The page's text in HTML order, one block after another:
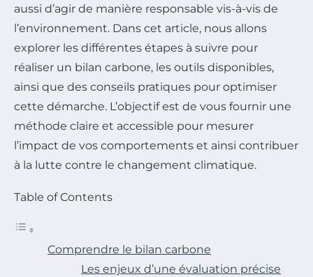
aussi d’agir de manière responsable vis-à-vis de
l’environnement. Dans cet article, nous allons
explorer les différentes étapes à suivre pour
réaliser un bilan carbone, les outils disponibles,
ainsi que des conseils pratiques pour optimiser
cette démarche. L’objectif est de vous fournir une
méthode claire et accessible pour mesurer
l’impact de vos comportements et ainsi contribuer
à la lutte contre le changement climatique.
Table of Contents
Comprendre le bilan carbone
Les enjeux d’une évaluation précise